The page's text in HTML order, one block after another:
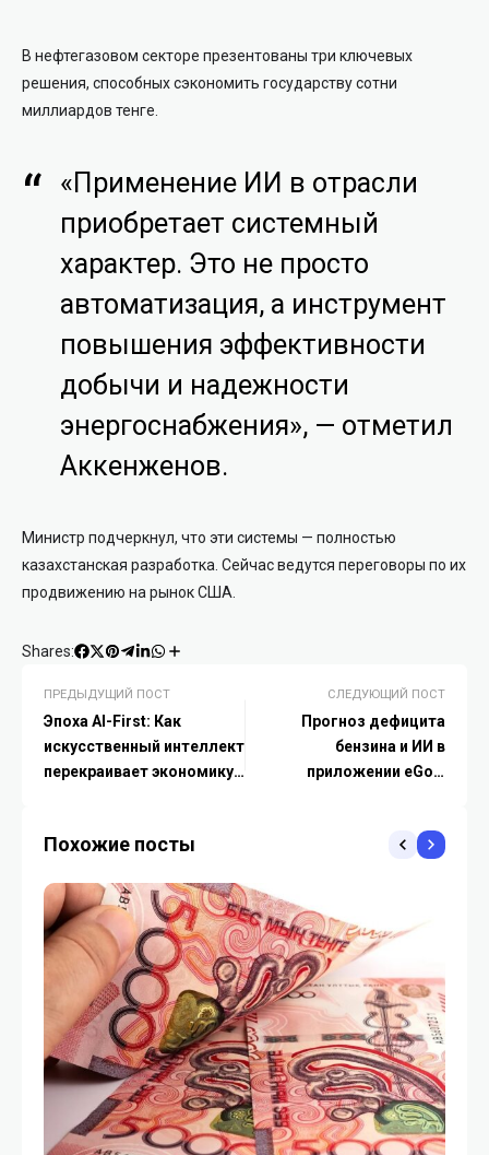
В нефтегазовом секторе презентованы три ключевых
решения, способных сэкономить государству сотни
миллиардов тенге.
«Применение ИИ в отрасли
приобретает системный
характер. Это не просто
автоматизация, а инструмент
повышения эффективности
добычи и надежности
энергоснабжения», — отметил
Аккенженов.
Министр подчеркнул, что эти системы — полностью
казахстанская разработка. Сейчас ведутся переговоры по их
продвижению на рынок США.
Shares:
ПРЕДЫДУЩИЙ ПОСТ
Эпоха AI-First: Как
искусственный интеллект
перекраивает экономику
СЛЕДУЮЩИЙ ПОСТ
Прогноз дефицита
бензина и ИИ в
приложении eGov:
Похожие посты